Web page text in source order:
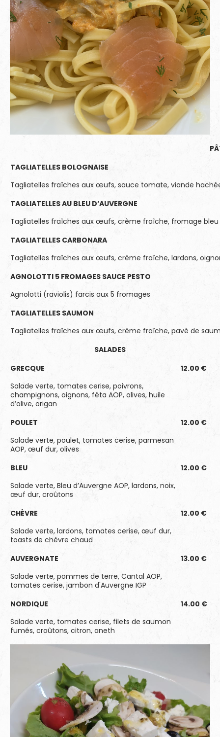
TAGLIATELLES BOLOGNAISE
Tagliatelles fraîches aux œufs, sauce tomate, viande
TAGLIATELLES AU BLEU D’AUVERGNE
Tagliatelles fraîches aux œufs, crème fraîche, fromage bleu
TAGLIATELLES CARBONARA
Tagliatelles fraîches aux œufs, crème fraîche, lardons,
AGNOLOTTI 5 FROMAGES SAUCE PESTO
Agnolotti (raviolis) farcis aux 5 fromages
TAGLIATELLES SAUMON
Tagliatelles fraîches aux œufs, crème fraîche, pavé de
SALADES
GRECQUE
Salade verte, tomates cerise, poivrons,
champignons, oignons, féta AOP, olives, huile
d’olive, origan
12.00 €
POULET
Salade verte, poulet, tomates cerise, parmesan
AOP, œuf dur, olives
12.00 €
BLEU
Salade verte, Bleu d’Auvergne AOP, lardons, noix,
œuf dur, croûtons
12.00 €
CHÈVRE
Salade verte, lardons, tomates cerise, œuf dur,
toasts de chèvre chaud
12.00 €
AUVERGNATE
Salade verte, pommes de terre, Cantal AOP,
tomates cerise, jambon d'Auvergne IGP
13.00 €
NORDIQUE
Salade verte, tomates cerise, filets de saumon
fumés, croûtons, citron, aneth
14.00 €